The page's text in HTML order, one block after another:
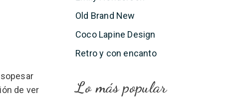
de ver
Old Brand New
Coco Lapine Design
Retro y con encanto
Lo más popular